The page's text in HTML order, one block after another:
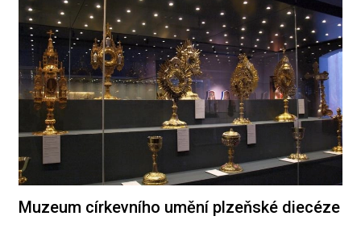
Muzeum církevního umění plzeňské diecéze